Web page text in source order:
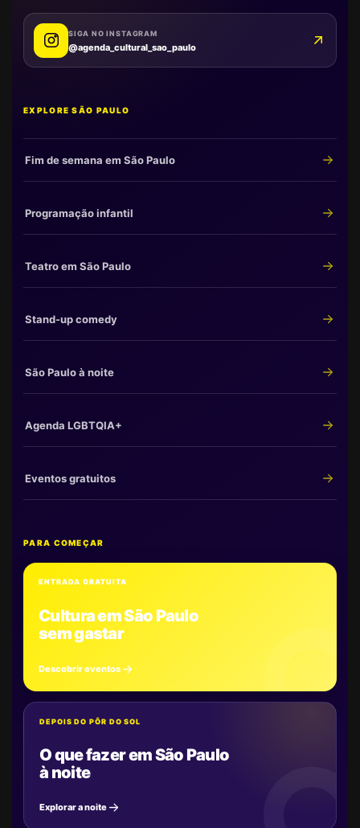
SIGA NO INSTAGRAM
@agenda_cultural_sao_paulo
EXPLORE SÃO PAULO
Fim de semana em São Paulo
Programação infantil
Teatro em São Paulo
Stand-up comedy
São Paulo à noite
Agenda LGBTQIA+
Eventos gratuitos
PARA COMEÇAR
ENTRADA GRATUITA
Cultura em São Paulo
sem gastar
Descobrir eventos
DEPOIS DO PÔR DO SOL
O que fazer em São Paulo
à noite
Explorar a noite